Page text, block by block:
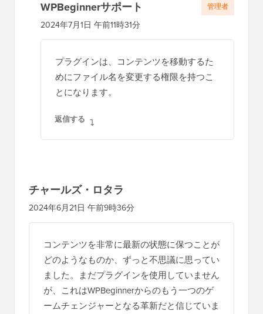
WPBeginnerサポート
2024年7月1日 午前11時31分
プラグインは、コンテンツを移動するた
めにファイル名を変更する権限を持つこ
とになります。
返信する
管理者
チャールズ・ロタラ
2024年6月21日 午前9時36分
コンテンツを非常に最新の状態に保つことが
どのようなものか、ずっと不思議に思ってい
ました。まだプラグインを使用していません
が、これはWPBeginnerからのもう一つのゲ
ームチェンジャーとなる革新だと信じていま